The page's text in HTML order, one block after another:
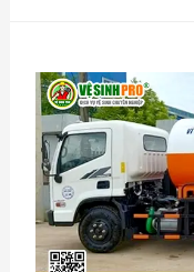
tín,
Giá
rẻ
tại
Ngô
Quyền
–